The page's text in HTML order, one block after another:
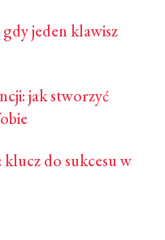
jeden klawisz
jak stworzyć
klucz do sukcesu w